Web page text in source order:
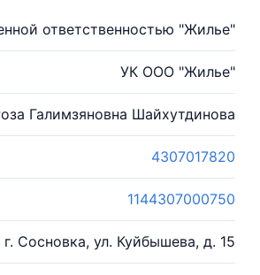
ответственностью "Жилье"
УК ООО "Жилье"
Галимзяновна Шайхутдинова
4307017820
1144307000750
г. Сосновка, ул. Куйбышева, д. 15